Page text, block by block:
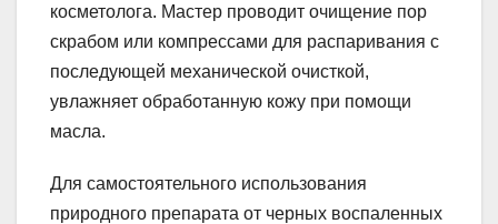
косметолога. Мастер проводит очищение пор
скрабом или компрессами для распаривания с
последующей механической очисткой,
увлажняет обработанную кожу при помощи
масла.
Для самостоятельного использования
природного препарата от черных воспаленных